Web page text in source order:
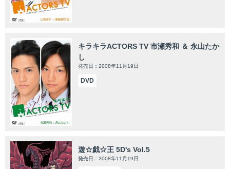
キラキラACTORS TV 市瀬秀和 ＆ 永山たか
し
発売日：2008年11月19日
DVD
遊☆戯☆王 5D's Vol.5
発売日：2008年11月19日